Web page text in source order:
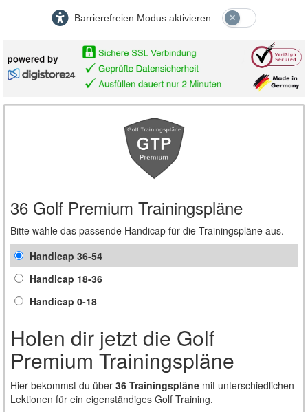
Barrierefreien Modus aktivieren
36 Golf Premium Trainingspläne
Bitte wähle das passende Handicap für die Trainingspläne aus.
Handicap 36-54
Handicap 18-36
Handicap 0-18
Holen dir jetzt die Golf
Premium Trainingspläne
Hier bekommst du über 36 Trainingspläne mit unterschiedlichen
Lektionen für ein eigenständiges Golf Training.